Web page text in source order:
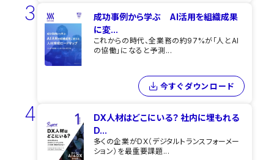
3
成功事例から学ぶ AI活用を組織成果
に変...
これからの時代、全業務の約97%が「人とAI
の協働」になると予測...
今すぐダウンロード
4
DX人材はどこにいる？ 社内に埋もれる
D...
多くの企業がDX（デジタルトランスフォーメー
ション）を最重要課題...